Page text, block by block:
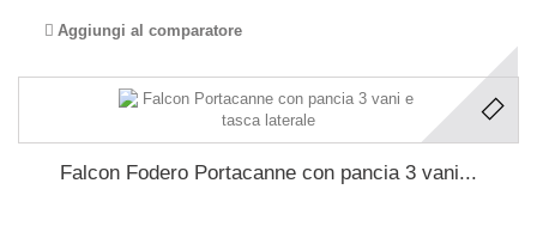
Aggiungi al comparatore
Falcon Fodero Portacanne con pancia 3 vani...